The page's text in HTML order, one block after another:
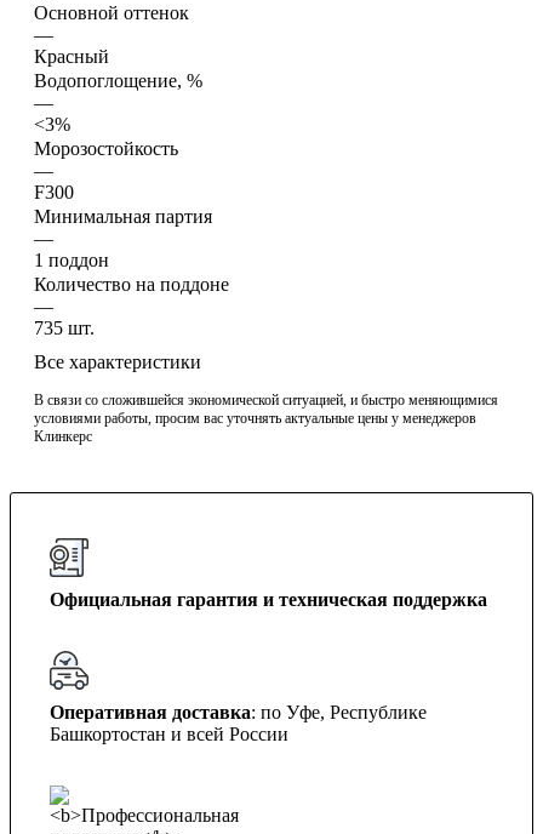
Основной оттенок
—
Красный
Водопоглощение, %
—
<3%
Морозостойкость
—
F300
Минимальная партия
—
1 поддон
Количество на поддоне
—
735 шт.
Все характеристики
В связи со сложившейся экономической ситуацией, и быстро меняющимися
условиями работы, просим вас уточнять актуальные цены у менеджеров
Клинкерс
Официальная гарантия и техническая поддержка
Оперативная доставка: по Уфе, Республике
Башкортостан и всей России